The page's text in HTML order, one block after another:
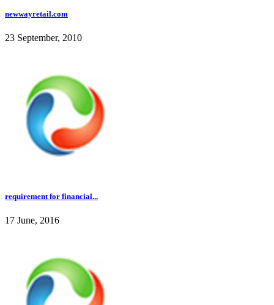
newwayretail.com
23 September, 2010
requirement for financial...
17 June, 2016